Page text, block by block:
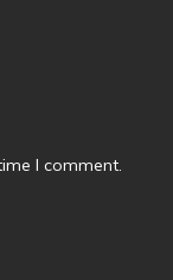
I comment.